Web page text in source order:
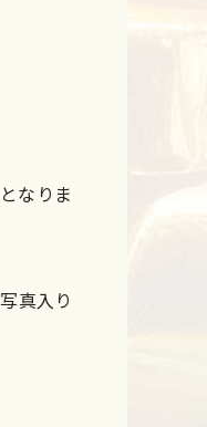
なりま
真入り